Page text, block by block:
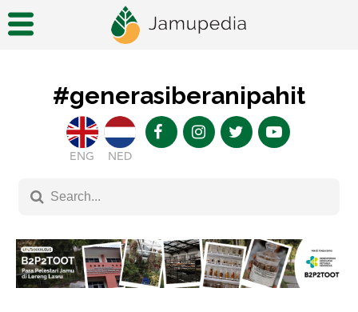
#generasiberanipahit
ENG NED